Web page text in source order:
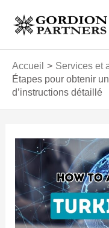
contenu
Accueil
Services et
Étapes pour obtenir
d’instructions détaillé
articles